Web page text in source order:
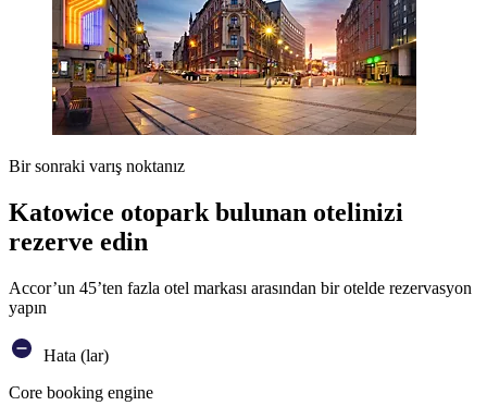
Bir sonraki varış noktanız
Katowice otopark bulunan otelinizi
rezerve edin
Accor’un 45’ten fazla otel markası arasından bir otelde rezervasyon
yapın
Hata (lar)
Core booking engine